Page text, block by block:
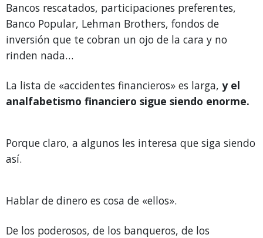
Bancos rescatados, participaciones preferentes,
Banco Popular, Lehman Brothers, fondos de
inversión que te cobran un ojo de la cara y no
rinden nada…
La lista de «accidentes financieros» es larga, y el
analfabetismo financiero sigue siendo enorme.
Porque claro, a algunos les interesa que siga siendo
así.
Hablar de dinero es cosa de «ellos».
De los poderosos, de los banqueros, de los